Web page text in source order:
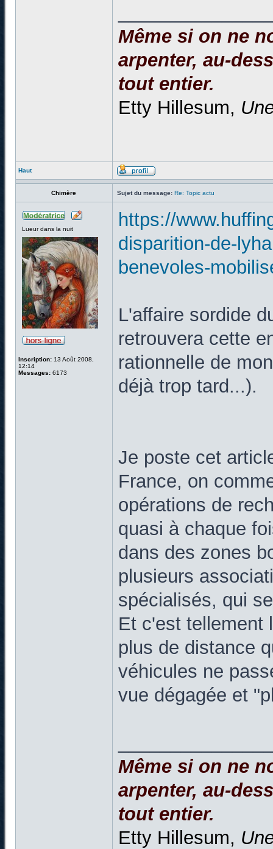
Même si on ne
arpenter, au-
tout entier.
Etty Hillesum,
Haut
Chimère Sujet du message: Re: Topic actu
Lueur dans la nuit
Inscription: 13 Août 2008,
12:14
Messages: 6173
https://
disparition-de-
benevoles-
L'affaire sordide
retrouvera cette
rationnelle de
déjà trop tard...).
Je poste cet
France, on
opérations de
quasi à chaque
dans des zones
plusieurs
spécialisés, qui
Et c'est tellement
plus de distance
véhicules ne
vue dégagée et
Même si on ne
arpenter, au-
tout entier.
Etty Hillesum,